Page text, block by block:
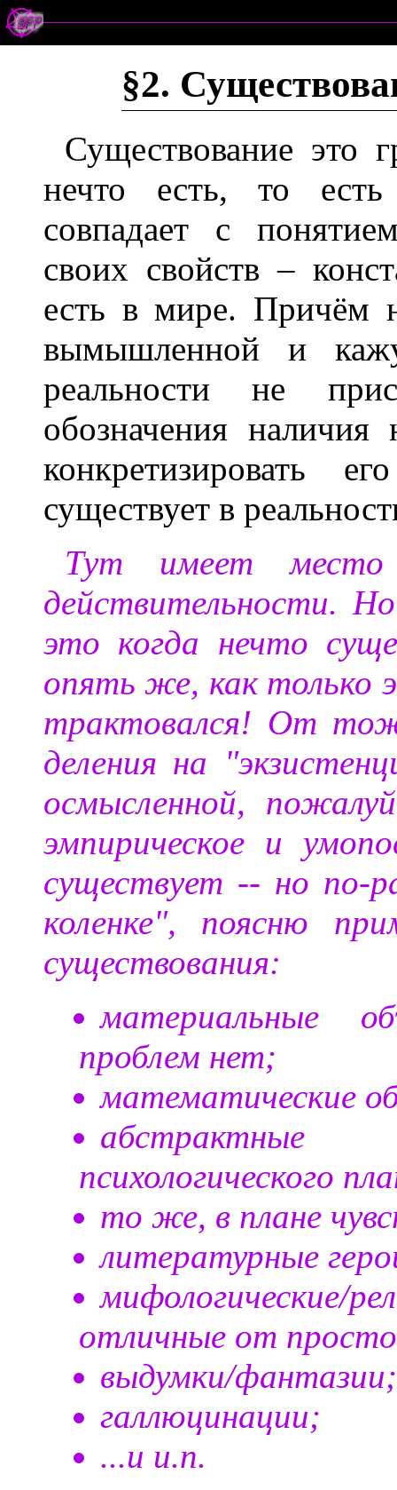
§2.
Существование это
нечто есть, то
совпадает с
своих свойств –
есть в мире. Причём
вымышленной и
реальности не
обозначения наличия
конкретизировать
существует в
Тут имеет место
действительности.
это когда нечто
опять же, как только
трактовался! От
деления на
осмысленной,
эмпирическое и
существует -- но по-
коленке", поясню
существования:
материальные
проблем нет;
математические
психологического
то же, в плане
литературные
мифологические/
отличные от
выдумки/фантазии;
галлюцинации;
...и и.п.